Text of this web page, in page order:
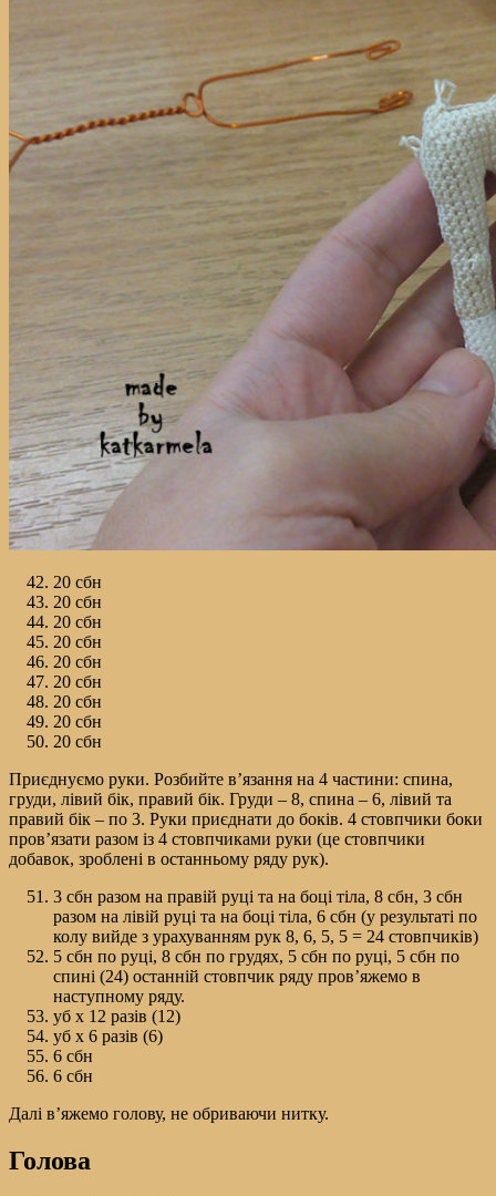
20 сбн
20 сбн
20 сбн
20 сбн
20 сбн
20 сбн
20 сбн
20 сбн
20 сбн
Приєднуємо руки. Розбийте в’язання на 4 частини: спина,
груди, лівий бік, правий бік. Груди – 8, спина – 6, лівий та
правий бік – по 3. Руки приєднати до боків. 4 стовпчики боки
пров’язати разом із 4 стовпчиками руки (це стовпчики
добавок, зроблені в останньому ряду рук).
3 сбн разом на правій руці та на боці тіла, 8 сбн, 3 сбн
разом на лівій руці та на боці тіла, 6 сбн (у результаті по
колу вийде з урахуванням рук 8, 6, 5, 5 = 24 стовпчиків)
5 сбн по руці, 8 сбн по грудях, 5 сбн по руці, 5 сбн по
спині (24) останній стовпчик ряду пров’яжемо в
наступному ряду.
уб х 12 разів (12)
уб х 6 разів (6)
6 сбн
6 сбн
Далі в’яжемо голову, не обриваючи нитку.
Голова